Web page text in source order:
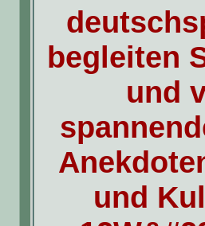
begleiten
und
und